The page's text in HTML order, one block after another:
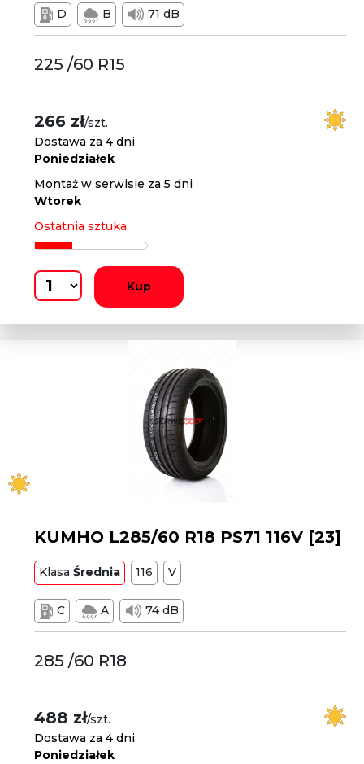
D B 71 dB
225 /60 R15
266 zł/szt.
Dostawa za 4 dni
Poniedziałek
Montaż w serwisie za 5 dni
Wtorek
Ostatnia sztuka
Kup
KUMHO L285/60 R18 PS71 116V [23]
KlasaŚrednia 116 V
C A 74 dB
285 /60 R18
488 zł/szt.
Dostawa za 4 dni
Poniedziałek